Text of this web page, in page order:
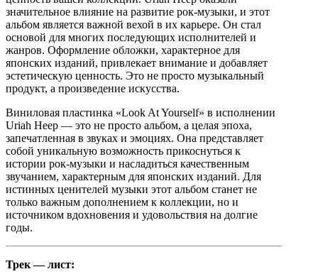
значительное влияние на развитие рок-музыки, и этот
альбом является важной вехой в их карьере. Он стал
основой для многих последующих исполнителей и
жанров. Оформление обложки, характерное для
японских изданий, привлекает внимание и добавляет
эстетическую ценность. Это не просто музыкальный
продукт, а произведение искусства.
Виниловая пластинка «Look At Yourself» в исполнении
Uriah Heep — это не просто альбом, а целая эпоха,
запечатленная в звуках и эмоциях. Она представляет
собой уникальную возможность прикоснуться к
истории рок-музыки и насладиться качественным
звучанием, характерным для японских изданий. Для
истинных ценителей музыки этот альбом станет не
только важным дополнением к коллекции, но и
источником вдохновения и удовольствия на долгие
годы.
Трек — лист: